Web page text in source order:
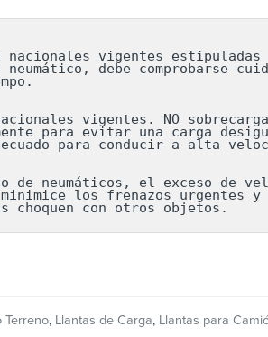
nacionales vigentes estipuladas
debe comprobarse
vigentes. NO
para evitar una carga
para conducir a alta
neumáticos, el exceso de
los frenazos urgentes
choquen con otros objetos.
Terreno, Llantas de Carga, Llantas para